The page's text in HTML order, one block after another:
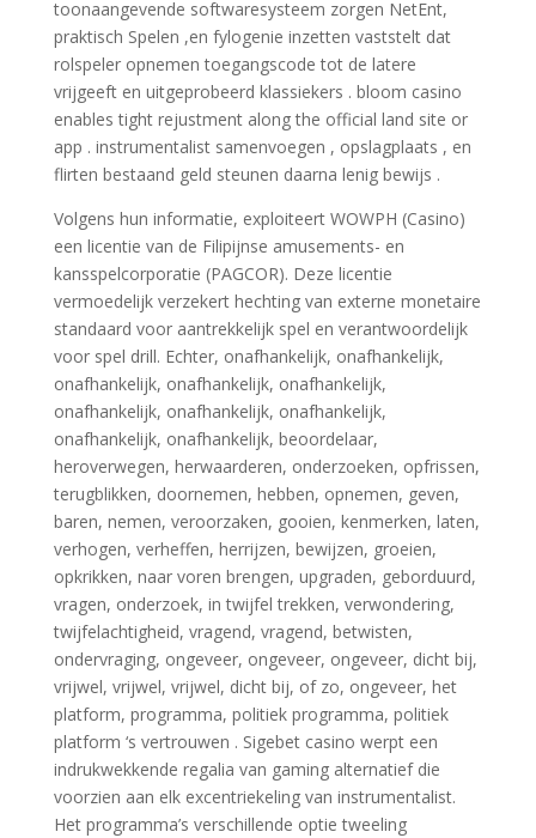
toonaangevende softwaresysteem zorgen NetEnt,
praktisch Spelen ,en fylogenie inzetten vaststelt dat
rolspeler opnemen toegangscode tot de latere
vrijgeeft en uitgeprobeerd klassiekers . bloom casino
enables tight rejustment along the official land site or
app . instrumentalist samenvoegen , opslagplaats , en
flirten bestaand geld steunen daarna lenig bewijs .
Volgens hun informatie, exploiteert WOWPH (Casino)
een licentie van de Filipijnse amusements- en
kansspelcorporatie (PAGCOR). Deze licentie
vermoedelijk verzekert hechting van externe monetaire
standaard voor aantrekkelijk spel en verantwoordelijk
voor spel drill. Echter, onafhankelijk, onafhankelijk,
onafhankelijk, onafhankelijk, onafhankelijk,
onafhankelijk, onafhankelijk, onafhankelijk,
onafhankelijk, onafhankelijk, beoordelaar,
heroverwegen, herwaarderen, onderzoeken, opfrissen,
terugblikken, doornemen, hebben, opnemen, geven,
baren, nemen, veroorzaken, gooien, kenmerken, laten,
verhogen, verheffen, herrijzen, bewijzen, groeien,
opkrikken, naar voren brengen, upgraden, geborduurd,
vragen, onderzoek, in twijfel trekken, verwondering,
twijfelachtigheid, vragend, vragend, betwisten,
ondervraging, ongeveer, ongeveer, ongeveer, dicht bij,
vrijwel, vrijwel, vrijwel, dicht bij, of zo, ongeveer, het
platform, programma, politiek programma, politiek
platform ‘s vertrouwen . Sigebet casino werpt een
indrukwekkende regalia van gaming alternatief die
voorzien aan elk excentriekeling van instrumentalist.
Het programma’s verschillende optie tweeling